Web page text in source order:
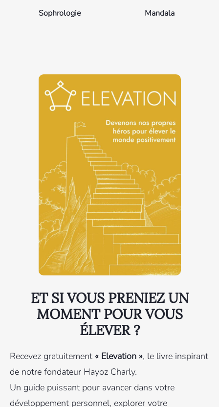
Sophrologie Mandala
ET SI VOUS PRENIEZ UN
MOMENT POUR VOUS
ÉLEVER ?
Recevez gratuitement « Elevation », le livre inspirant
de notre fondateur Hayoz Charly.
Un guide puissant pour avancer dans votre
développement personnel, explorer votre